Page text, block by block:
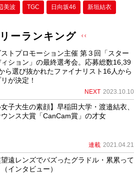
美波 TGC 日向坂46 新垣結衣
ーランキング
トプロモーション主催 第３回「スター
ション」の最終選考会。応募総数16,39
ら選び抜かれたファイナリスト16人から
が決定！
NEXT 2023.10.10
女子大生の素顔】早稲田大学・渡邉結衣、
ンス大賞「CanCam賞」の才女
連載 2021.04.21
遠レンズでバズったグラドル・累累って
インタビュー）